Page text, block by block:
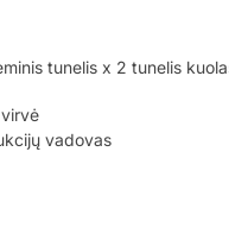
tunelis x 2 tunelis
vadovas